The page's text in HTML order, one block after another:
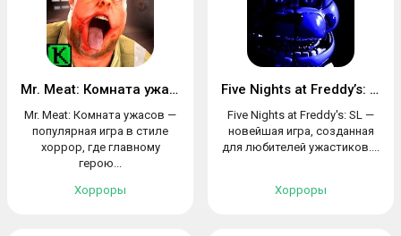
Mr. Meat: Комната ужасов
Mr. Meat: Комната ужасов —
популярная игра в стиле
хоррор, где главному
герою...
Хорроры
Five Nights at Freddy’s: SL
Five Nights at Freddy's: SL —
новейшая игра, созданная
для любителей ужастиков....
Хорроры